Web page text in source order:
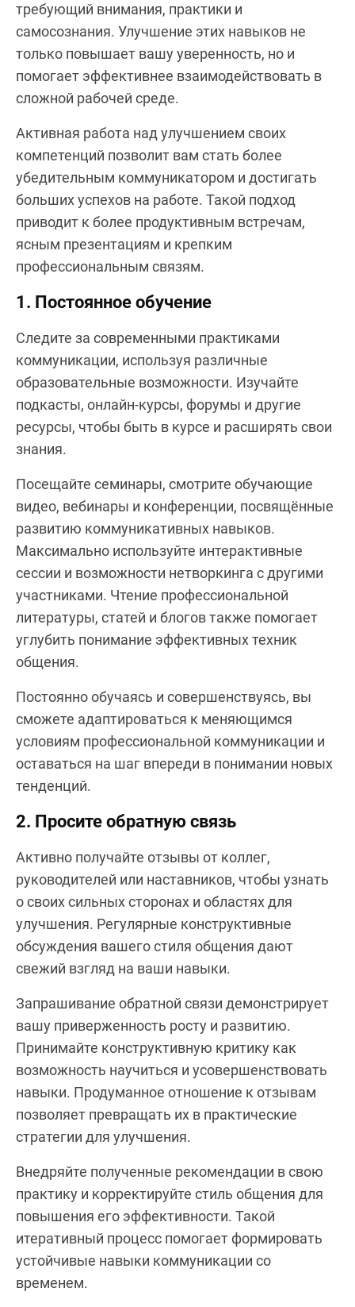
требующий внимания, практики и
самосознания. Улучшение этих навыков не
только повышает вашу уверенность, но и
помогает эффективнее взаимодействовать в
сложной рабочей среде.
Активная работа над улучшением своих
компетенций позволит вам стать более
убедительным коммуникатором и достигать
больших успехов на работе. Такой подход
приводит к более продуктивным встречам,
ясным презентациям и крепким
профессиональным связям.
1. Постоянное обучение
Следите за современными практиками
коммуникации, используя различные
образовательные возможности. Изучайте
подкасты, онлайн-курсы, форумы и другие
ресурсы, чтобы быть в курсе и расширять свои
знания.
Посещайте семинары, смотрите обучающие
видео, вебинары и конференции, посвящённые
развитию коммуникативных навыков.
Максимально используйте интерактивные
сессии и возможности нетворкинга с другими
участниками. Чтение профессиональной
литературы, статей и блогов также помогает
углубить понимание эффективных техник
общения.
Постоянно обучаясь и совершенствуясь, вы
сможете адаптироваться к меняющимся
условиям профессиональной коммуникации и
оставаться на шаг впереди в понимании новых
тенденций.
2. Просите обратную связь
Активно получайте отзывы от коллег,
руководителей или наставников, чтобы узнать
о своих сильных сторонах и областях для
улучшения. Регулярные конструктивные
обсуждения вашего стиля общения дают
свежий взгляд на ваши навыки.
Запрашивание обратной связи демонстрирует
вашу приверженность росту и развитию.
Принимайте конструктивную критику как
возможность научиться и усовершенствовать
навыки. Продуманное отношение к отзывам
позволяет превращать их в практические
стратегии для улучшения.
Внедряйте полученные рекомендации в свою
практику и корректируйте стиль общения для
повышения его эффективности. Такой
итеративный процесс помогает формировать
устойчивые навыки коммуникации со
временем.